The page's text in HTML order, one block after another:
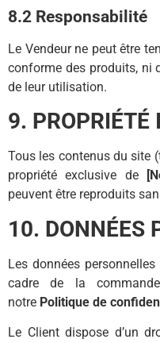
8.2 Responsabilité
Le Vendeur ne peut être
conforme des produits, ni
de leur utilisation.
9. PROPRIÉTÉ
Tous les contenus du site
propriété exclusive de
peuvent être reproduits
10. DONNÉES
Les données
cadre de la
notre Politique de
Le Client dispose d’un